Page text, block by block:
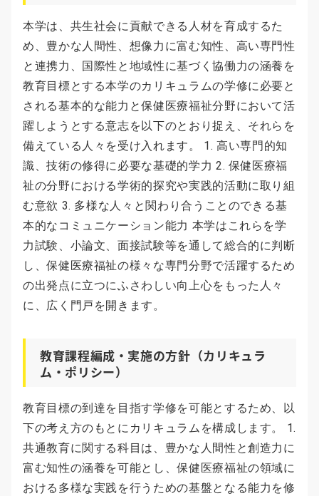
本学は、共生社会に貢献できる人材を育成するた
め、豊かな人間性、想像力に富む知性、高い専門性
と連携力、国際性と地域性に基づく協働力の涵養を
教育目標とする本学のカリキュラムの学修に必要と
される基本的な能力と保健医療福祉分野において活
躍しようとする意志を以下のとおり捉え、それらを
備えている人々を受け入れます。 1. 高い専門的知
識、技術の修得に必要な基礎的学力 2. 保健医療福
祉の分野における学術的探究や実践的活動に取り組
む意欲 3. 多様な人々と関わり合うことのできる基
本的なコミュニケーション能力 本学はこれらを学
力試験、小論文、面接試験等を通して総合的に判断
し、保健医療福祉の様々な専門分野で活躍するため
の出発点に立つにふさわしい向上心をもった人々
に、広く門戸を開きます。
教育課程編成・実施の方針（カリキュラ
ム・ポリシー）
教育目標の到達を目指す学修を可能とするため、以
下の考え方のもとにカリキュラムを構成します。 1.
共通教育に関する科目は、豊かな人間性と創造力に
富む知性の涵養を可能とし、保健医療福祉の領域に
おける多様な実践を行うための基盤となる能力を修